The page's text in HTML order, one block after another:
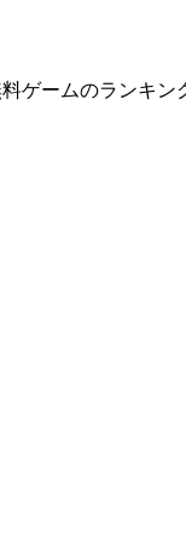
ゲームのランキン